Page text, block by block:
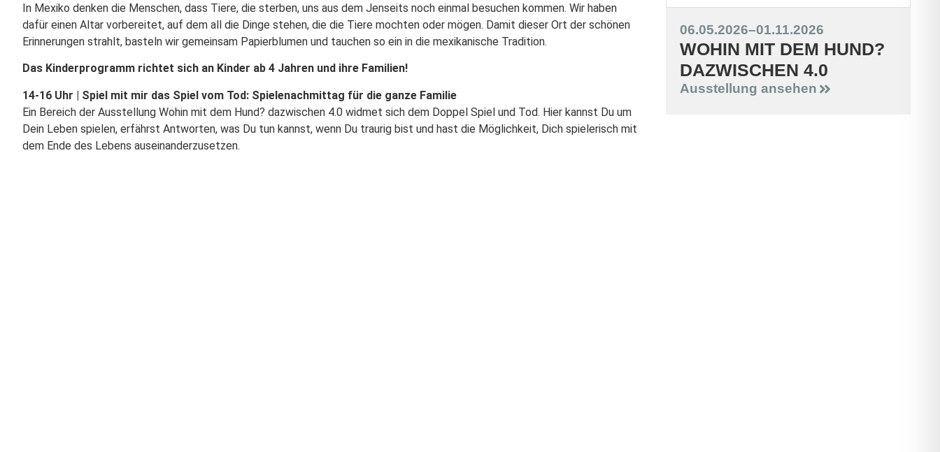
In Mexiko denken die Menschen, dass Tiere, die sterben, uns aus dem Jenseits noch einmal besuchen kommen. Wir haben
dafür einen Altar vorbereitet, auf dem all die Dinge stehen, die die Tiere mochten oder mögen. Damit dieser Ort der schönen
Erinnerungen strahlt, basteln wir gemeinsam Papierblumen und tauchen so ein in die mexikanische Tradition.
Das Kinderprogramm richtet sich an Kinder ab 4 Jahren und ihre Familien!
14-16 Uhr | Spiel mit mir das Spiel vom Tod: Spielenachmittag für die ganze Familie
Ein Bereich der Ausstellung Wohin mit dem Hund? dazwischen 4.0 widmet sich dem Doppel Spiel und Tod. Hier kannst Du um
Dein Leben spielen, erfährst Antworten, was Du tun kannst, wenn Du traurig bist und hast die Möglichkeit, Dich spielerisch mit
dem Ende des Lebens auseinanderzusetzen.
06.05.2026–01.11.2026
WOHIN MIT DEM HUND?
DAZWISCHEN 4.0
Ausstellung ansehen